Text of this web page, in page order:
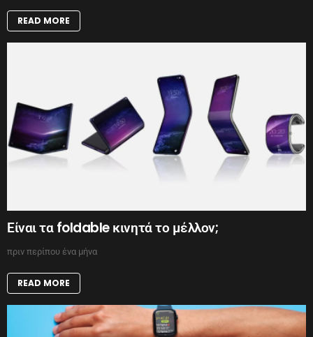
READ MORE
Είναι τα foldable κινητά το μέλλον;
πριν περίπου ένα μήνα
READ MORE